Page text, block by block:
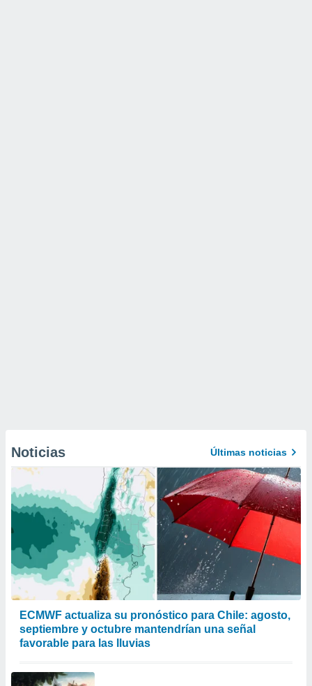
Noticias Últimas noticias
ECMWF actualiza su pronóstico para Chile: agosto,
septiembre y octubre mantendrían una señal
favorable para las lluvias